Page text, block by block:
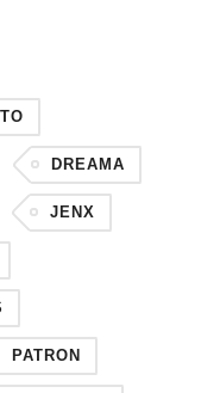
DREAMA
JENX
PATRON